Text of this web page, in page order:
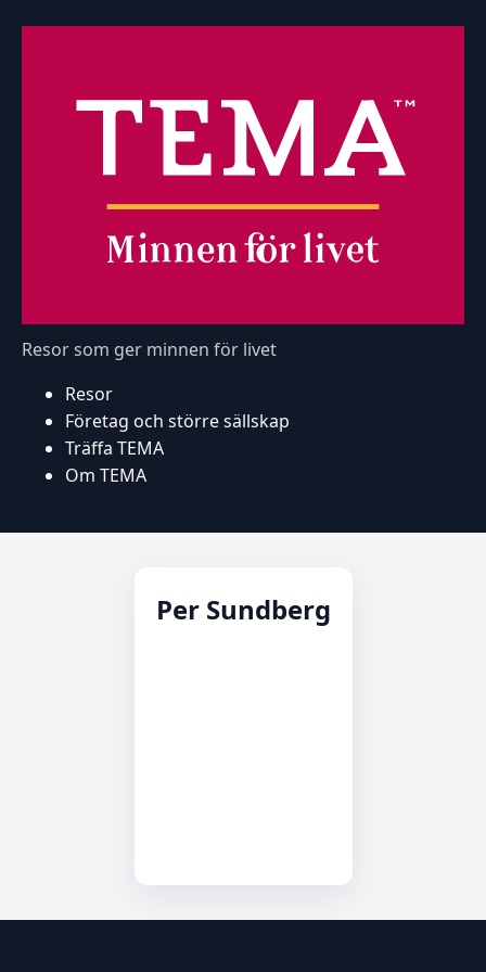
Resor som ger minnen för livet
Resor
Företag och större sällskap
Träffa TEMA
Om TEMA
Per Sundberg